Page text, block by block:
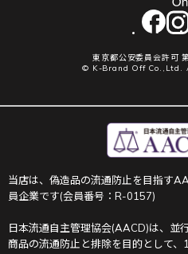
facebook
東京都公安委員会許可
© K-Brand Off Co.,Ltd.
当店は、偽造品の流通防止を目指す
員企業です(会員番号：R-0157)
日本流通自主管理協会(AACD)は、並
商品の流通防止と排除を目的として